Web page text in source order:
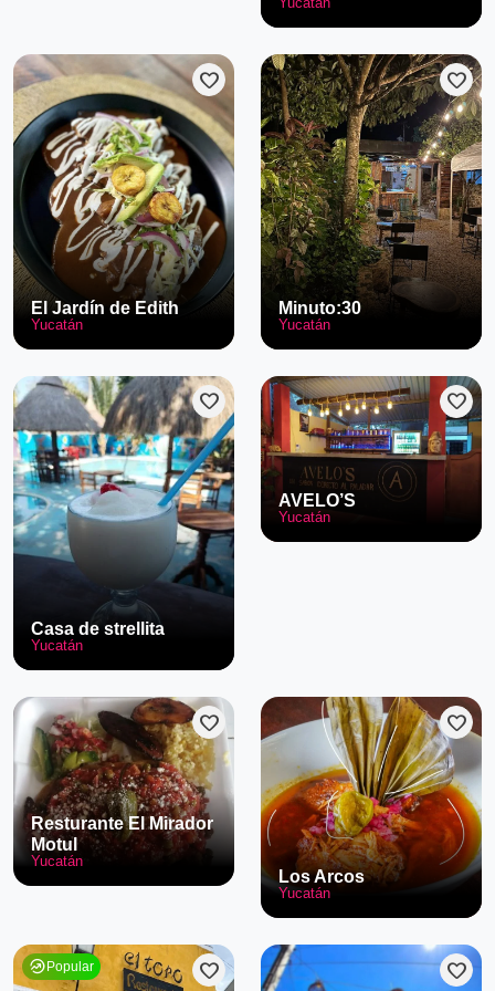
favorite
El Jardín de Edith
Yucatán
favorite
Minuto:30
Yucatán
favorite
Casa de strellita
Yucatán
favorite
AVELO’S
Yucatán
favorite
Resturante El Mirador
Motul
Yucatán
favorite
Los Arcos
Yucatán
whatshot Popular favorite favorite